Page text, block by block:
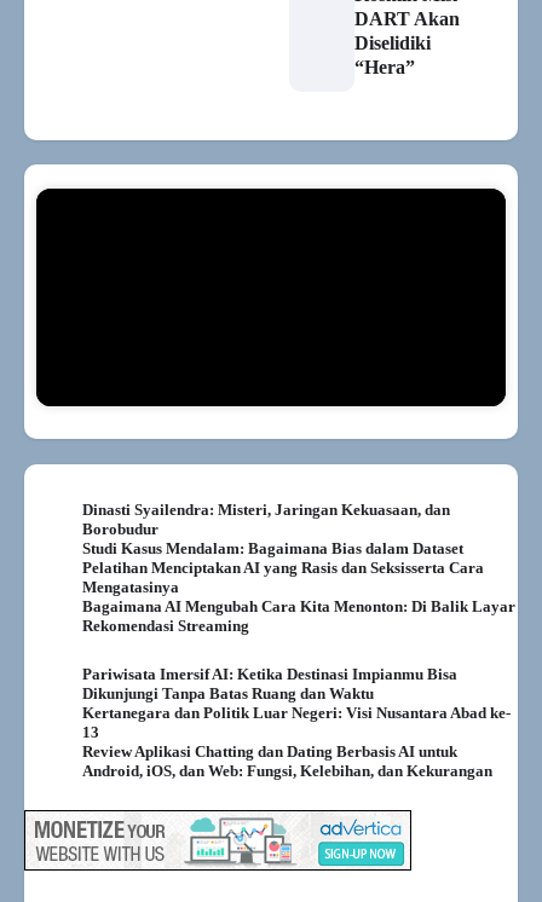
DART Akan
Diselidiki
“Hera”
Dinasti Syailendra: Misteri, Jaringan Kekuasaan, dan
Borobudur
Studi Kasus Mendalam: Bagaimana Bias dalam Dataset
Pelatihan Menciptakan AI yang Rasis dan Seksisserta Cara
Mengatasinya
Bagaimana AI Mengubah Cara Kita Menonton: Di Balik Layar
Rekomendasi Streaming
Pariwisata Imersif AI: Ketika Destinasi Impianmu Bisa
Dikunjungi Tanpa Batas Ruang dan Waktu
Kertanegara dan Politik Luar Negeri: Visi Nusantara Abad ke-
13
Review Aplikasi Chatting dan Dating Berbasis AI untuk
Android, iOS, dan Web: Fungsi, Kelebihan, dan Kekurangan